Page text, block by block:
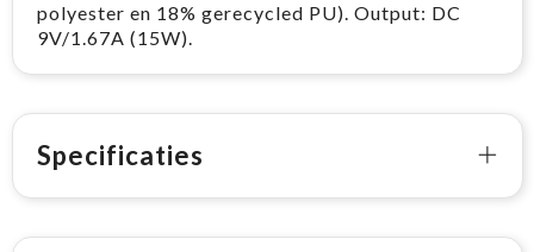
polyester en 18% gerecycled PU). Output: DC
9V/1.67A (15W).
Specificaties